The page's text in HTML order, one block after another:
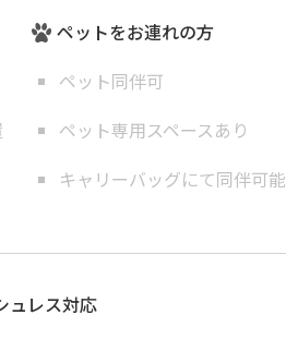
ペットをお連れの方
ペット同伴可
ペット専用スペースあり
キャリーバッグにて同伴可能
ュレス対応